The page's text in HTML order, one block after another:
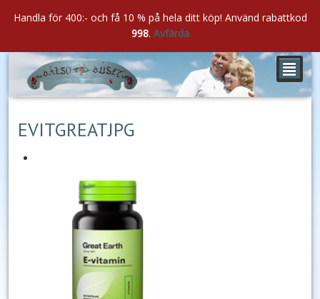
²
EVITGREATJPG
Handla för 400:- och få 10 % på hela ditt köp! Använd rabattkod
998. Avfärda